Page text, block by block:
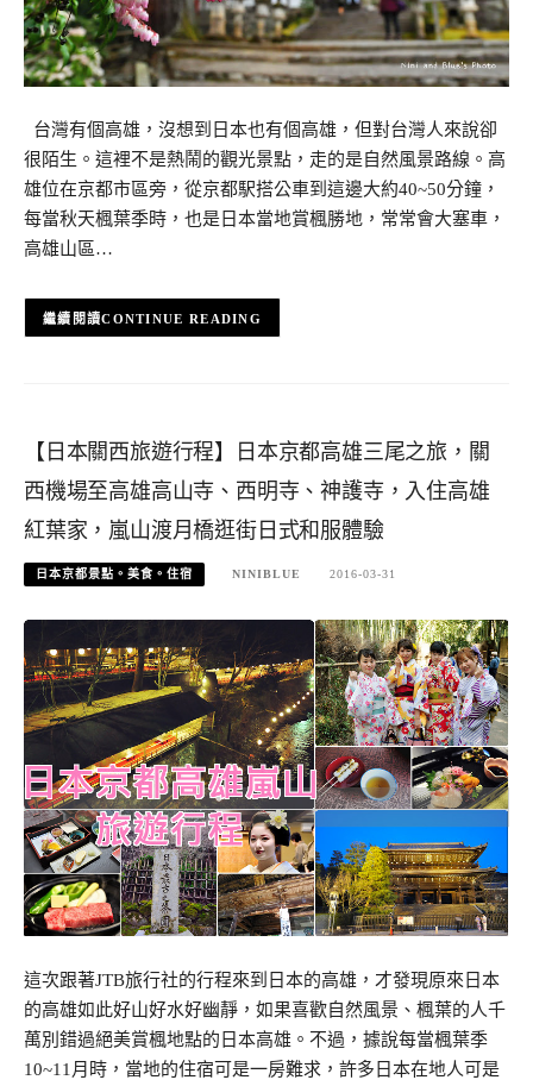
台灣有個高雄，沒想到日本也有個高雄，但對台灣人來說卻
很陌生。這裡不是熱鬧的觀光景點，走的是自然風景路線。高
雄位在京都市區旁，從京都駅搭公車到這邊大約40~50分鐘，
每當秋天楓葉季時，也是日本當地賞楓勝地，常常會大塞車，
高雄山區…
CONTINUE READING
【日本關西旅遊行程】日本京都高雄三尾之旅，關
西機場至高雄高山寺、西明寺、神護寺，入住高雄
紅葉家，嵐山渡月橋逛街日式和服體驗
日本京都景點。美食。住宿 NINIBLUE 2016-03-31
這次跟著JTB旅行社的行程來到日本的高雄，才發現原來日本
的高雄如此好山好水好幽靜，如果喜歡自然風景、楓葉的人千
萬別錯過絕美賞楓地點的日本高雄。不過，據說每當楓葉季
10~11月時，當地的住宿可是一房難求，許多日本在地人可是